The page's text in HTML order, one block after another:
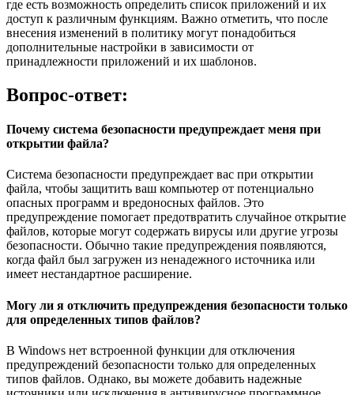
где есть возможность определить список приложений и их
доступ к различным функциям. Важно отметить, что после
внесения изменений в политику могут понадобиться
дополнительные настройки в зависимости от
принадлежности приложений и их шаблонов.
Вопрос-ответ:
Почему система безопасности предупреждает меня при
открытии файла?
Система безопасности предупреждает вас при открытии
файла, чтобы защитить ваш компьютер от потенциально
опасных программ и вредоносных файлов. Это
предупреждение помогает предотвратить случайное открытие
файлов, которые могут содержать вирусы или другие угрозы
безопасности. Обычно такие предупреждения появляются,
когда файл был загружен из ненадежного источника или
имеет нестандартное расширение.
Могу ли я отключить предупреждения безопасности только
для определенных типов файлов?
В Windows нет встроенной функции для отключения
предупреждений безопасности только для определенных
типов файлов. Однако, вы можете добавить надежные